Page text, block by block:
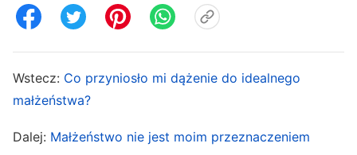
on stanie na drodze mojej wiary, bo podążamy
dokonała właściwego wyboru”. W kolejnych
tego, jak podchodzić do małżeństwa, i
Wstecz: Co przyniosło mi dążenie do idealnego
małżeństwa?
Dalej: Małżeństwo nie jest moim przeznaczeniem